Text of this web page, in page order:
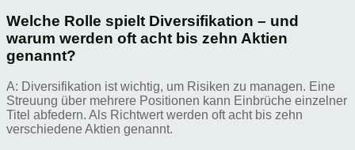
Welche Rolle spielt Diversifikation – und
warum werden oft acht bis zehn Aktien
genannt?
A: Diversifikation ist wichtig, um Risiken zu managen. Eine
Streuung über mehrere Positionen kann Einbrüche einzelner
Titel abfedern. Als Richtwert werden oft acht bis zehn
verschiedene Aktien genannt.